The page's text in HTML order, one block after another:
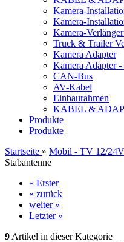
Kamera-
Kamera-
Kamera-
Truck & Trailer
Kamera Adapter
Kamera Adapter -
CAN-Bus
AV-Kabel
Einbaurahmen
KABEL &
Produkte
Produkte
Startseite » Mobil - TV 12/24V
Stabantenne
« Erster
« zurück
weiter »
Letzter »
9 Artikel in dieser Kategorie